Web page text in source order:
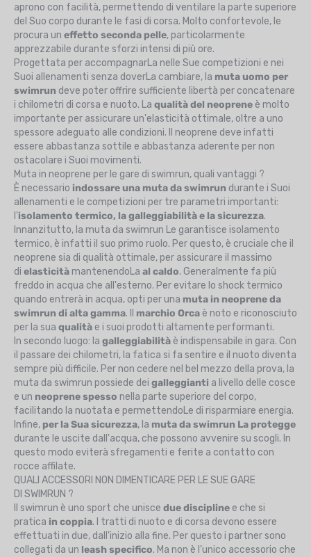
aprono con facilità, permettendo di ventilare la parte superiore
del Suo corpo durante le fasi di corsa. Molto confortevole, le
procura un effetto seconda pelle, particolarmente
apprezzabile durante sforzi intensi di più ore.
Progettata per accompagnarLa nelle Sue competizioni e nei
Suoi allenamenti senza doverLa cambiare, la muta uomo per
swimrun deve poter offrire sufficiente libertà per concatenare
i chilometri di corsa e nuoto. La qualità del neoprene è molto
importante per assicurare un'elasticità ottimale, oltre a uno
spessore adeguato alle condizioni. Il neoprene deve infatti
essere abbastanza sottile e abbastanza aderente per non
ostacolare i Suoi movimenti.
Muta in neoprene per le gare di swimrun, quali vantaggi ?
È necessario indossare una muta da swimrun durante i Suoi
allenamenti e le competizioni per tre parametri importanti:
l'isolamento termico, la galleggiabilità e la sicurezza.
Innanzitutto, la muta da swimrun Le garantisce isolamento
termico, è infatti il suo primo ruolo. Per questo, è cruciale che il
neoprene sia di qualità ottimale, per assicurare il massimo
di elasticità mantenendoLa al caldo. Generalmente fa più
freddo in acqua che all'esterno. Per evitare lo shock termico
quando entrerà in acqua, opti per una muta in neoprene da
swimrun di alta gamma. Il marchio Orca è noto e riconosciuto
per la sua qualità e i suoi prodotti altamente performanti.
In secondo luogo: la galleggiabilità è indispensabile in gara. Con
il passare dei chilometri, la fatica si fa sentire e il nuoto diventa
sempre più difficile. Per non cedere nel bel mezzo della prova, la
muta da swimrun possiede dei galleggianti a livello delle cosce
e un neoprene spesso nella parte superiore del corpo,
facilitando la nuotata e permettendoLe di risparmiare energia.
Infine, per la Sua sicurezza, la muta da swimrun La protegge
durante le uscite dall'acqua, che possono avvenire su scogli. In
questo modo eviterà sfregamenti e ferite a contatto con
rocce affilate.
QUALI ACCESSORI NON DIMENTICARE PER LE SUE GARE
DI SWIMRUN ?
Il swimrun è uno sport che unisce due discipline e che si
pratica in coppia. I tratti di nuoto e di corsa devono essere
effettuati in due, dall'inizio alla fine. Per questo i partner sono
collegati da un leash specifico. Ma non è l'unico accessorio che